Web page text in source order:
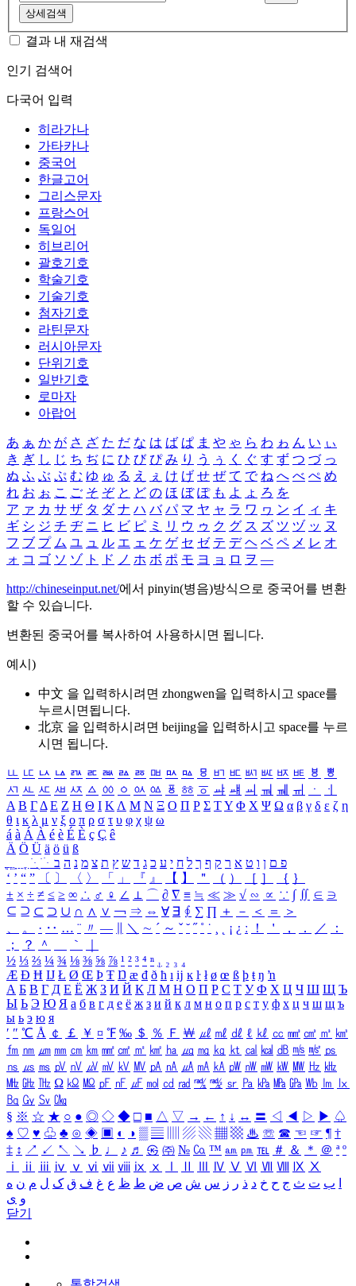
상세검색
결과 내 재검색
인기 검색어
다국어 입력
히라가나
가타카나
중국어
한글고어
그리스문자
프랑스어
독일어
히브리어
괄호기호
학술기호
기술기호
첨자기호
라틴문자
러시아문자
단위기호
일반기호
로마자
아랍어
あ ぁ か が さ ざ た だ な は ば ぱ ま や ゃ ら わ ゎ ん い ぃ
き ぎ し じ ち ぢ に ひ び ぴ み り う ぅ く ぐ す ず つ づ っ
ぬ ふ ぶ ぷ む ゆ ゅ る え ぇ け げ せ ぜ て で ね へ べ ぺ め
れ お ぉ こ ご そ ぞ と ど の ほ ぼ ぽ も よ ょ ろ を
ア ァ カ サ ザ タ ダ ナ ハ バ パ マ ヤ ャ ラ ワ ヮ ン イ ィ キ
ギ シ ジ チ ヂ ニ ヒ ビ ピ ミ リ ウ ゥ ク グ ス ズ ツ ヅ ッ ヌ
フ ブ プ ム ユ ュ ル エ ェ ケ ゲ セ ゼ テ デ ヘ ベ ペ メ レ オ
ォ コ ゴ ソ ゾ ト ド ノ ホ ボ ポ モ ヨ ョ ロ ヲ ―
http://chineseinput.net/에서 pinyin(병음)방식으로 중국어를 변환
할 수 있습니다.
변환된 중국어를 복사하여 사용하시면 됩니다.
예시)
中文 을 입력하시려면 zhongwen을 입력하시고 space를
누르시면됩니다.
北京 을 입력하시려면 beijing을 입력하시고 space를 누르
시면 됩니다.
ㅥ ㅦ ㅧ ㅨ ㅩ ㅪ ㅫ ㅬ ㅭ ㅮ ㅯ ㅰ ㅱ ㅲ ㅳ ㅴ ㅵ ㅶ ㅷ ㅸ
ㅹ
ㅺ ㅻ ㅼ ㅽ ㅾ ㅿ ㆀ ㆁ ㆂ ㆃ ㆄ ㆅ ㆆ ㆇ ㆈ ㆉ ㆊ ㆋ ㆌ ㆍ
ㆎ
Α Β ΓΔ Ε Ζ Η Θ Ι ΚΛ Μ Ν Ξ Ο Π Ρ Σ ΤΥ Φ Χ Ψ Ω α β γ δ ε ζ η
θ ι κ λ μ ν ξ ο π ρ σ τ υ φ χ ψ ω
á à Á À é è É È ç Ç ê
Ä Ö Ü ä ö ü ß
ִֶֹ ֻּ ׁׂ פ ם ן ו ט א ר ק ף ך ל ח י ע כ ג ד ש ץ ת צ מ נ ה ב
‘ ’ “ ” 〔 〕 〈 〉 「 」 『 』 【 】 ＂ （ ） ［ ］ ｛ ｝
± × ÷ ≠ ≤ ≥ ∞ ∴ ♂ ♀ ∠ ⊥ ⌒ ∂ ∇ ≡ ≒ ≪ ≫ √ ∽ ∝ ∵ ∫ ∬ ∈ ∋
⊆ ⊇ ⊂ ⊃ ∪ ∩ ∧ ∨ ￢ ⇒ ⇔ ∀ ∃ ∮ ∑ ∏ ＋ － ＜ ＝
＞
、
。 · ‥ … ¨ 〃 ― ＼ ∼ ´ ～ ˇ ˘ ˝ ˚ ˙ ¸ ¡ ¿ ː ！ ＇ ， ． ／
：
；
？ ＾ ｀
½ ⅓ ⅔ ¼ ¾ ⅛ ⅜ ⅝ ⅞ ¹ ² ³ ⁴ ⁿ ₁ ₂ ₃ ₄
Æ Ð Ħ Ĳ Ł Ø Œ Þ Ŧ Ŋ æ đ ð ħ ı ĳ ĸ ŀ ł ø œ ß þ ŧ ŋ ŉ
А Б В Г Д Е Ё Ж З И Й К Л М Н О П Р С Т У Ф Х Ц Ч Ш Щ Ъ
Ы Ь Э Ю Я а б в г д е ё ж з и й к л м н о п р с т у ф х ц ч ш щ ъ
ы ь э ю я
′ ″ ℃ Å ￠ ￡ ￥ ¤ ℉ ‰ ＄ ％ Ｆ ￦ ㎕ ㎖ ㎗ ℓ ㎘ ㏄ ㎣ ㎤ ㎥ ㎦
㎙ ㎚ ㎛ ㎜ ㎝ ㎞ ㎟ ㎠ ㎡ ㎢ ㏊ ㎍ ㎎ ㎏ ㏏ ㎈ ㎉ ㏈ ㎧ ㎨ ㎰
㎱ ㎲ ㎳ ㎴ ㎵ ㎶ ㎷ ㎸ ㎹ ㎀ ㎁ ㎂ ㎃ ㎄ ㎺ ㎻ ㎽ ㎾ ㎿ ㎐ ㎑
㎒ ㎓ ㎔ Ω ㏀ ㏁ ㎊ ㎋ ㎌ ㏖ ㏅ ㎭ ㎮ ㎯ ㏛ ㎩ ㎪ ㎫ ㎬ ㏝ ㏐
㏓
㏃ ㏉ ㏜ ㏆
§ ※ ☆ ★ ○ ● ◎ ◇ ◆ □ ■ △ ▽ → ← ↑ ↓ ↔ 〓 ◁ ◀ ▷ ▶ ♤
♠ ♡ ♥ ♧ ♣ ⊙ ◈ ▣ ◐ ◑ ▒ ▤ ▨ ▧ ▦ ▩ ♨ ☏ ☎ ☜ ☞ ¶ †
‡ ↕ ↗ ↙ ↖ ↘ ♭ ♩ ♪ ♬ ㉿ ㈜ № ㏇ ™ ㏂ ㏘ ℡ ＃ ＆ ＊ ＠ ª º
ⅰ
ⅱ ⅲ ⅳ ⅴ ⅵ ⅶ ⅷ ⅸ ⅹ Ⅳ Ⅴ Ⅵ Ⅶ Ⅷ Ⅸ Ⅹ
ب ت ث ج ح خ د ذ ر ز س ش ص ض ط ظ ع غ ف ق ک ل م ن ه
و ی
닫기